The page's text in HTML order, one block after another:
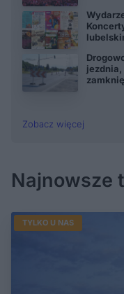
Zobacz więcej
Najnowsze
TYLKO U NAS